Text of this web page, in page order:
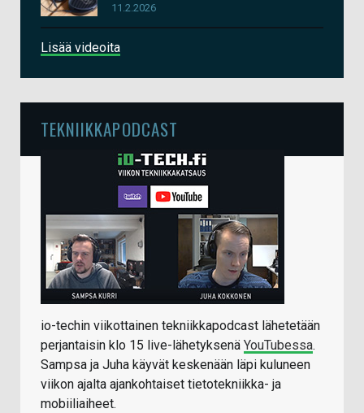
11.2.2026
Lisää videoita
TEKNIIKKAPODCAST
io-techin viikottainen tekniikkapodcast lähetetään
perjantaisin klo 15 live-lähetyksenä YouTubessa.
Sampsa ja Juha käyvät keskenään läpi kuluneen
viikon ajalta ajankohtaiset tietotekniikka- ja
mobiiliaiheet.